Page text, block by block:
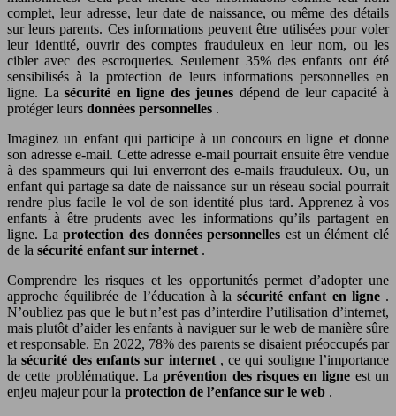
complet, leur adresse, leur date de naissance, ou même des détails
sur leurs parents. Ces informations peuvent être utilisées pour voler
leur identité, ouvrir des comptes frauduleux en leur nom, ou les
cibler avec des escroqueries. Seulement 35% des enfants ont été
sensibilisés à la protection de leurs informations personnelles en
ligne. Lasécurité en ligne des jeunes dépend de leur capacité à
protéger leurs données personnelles .
Imaginez un enfant qui participe à un concours en ligne et donne
son adresse e-mail. Cette adresse e-mail pourrait ensuite être vendue
à des spammeurs qui lui enverront des e-mails frauduleux. Ou, un
enfant qui partage sa date de naissance sur un réseau social pourrait
rendre plus facile le vol de son identité plus tard. Apprenez à vos
enfants à être prudents avec les informations qu’ils partagent en
ligne. Laprotection des données personnellesest un élément clé
de la sécurité enfant sur internet .
Comprendre les risques et les opportunités permet d’adopter une
approche équilibrée de l’éducation à lasécurité enfant en ligne .
N’oubliez pas que le but n’est pas d’interdire l’utilisation d’internet,
mais plutôt d’aider les enfants à naviguer sur le web de manière sûre
et responsable. En 2022, 78% des parents se disaient préoccupés par
lasécurité des enfants sur internet , ce qui souligne l’importance
de cette problématique. Laprévention des risques en ligne est un
enjeu majeur pour la protection de l’enfance sur le web .